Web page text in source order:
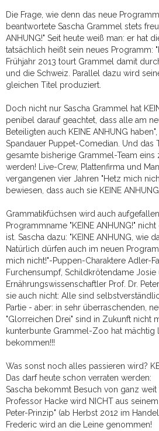
Die Frage, wie denn das neue
beantwortete Sascha Grammel stets
ANHUNG!" Seit heute weiß man: er hat
tatsächlich heißt sein neues Programm:
Frühjahr 2013 tourt Grammel damit
und die Schweiz. Parallel dazu wird
gleichen Titel produziert.
Doch nicht nur Sascha Grammel hat
penibel darauf geachtet, dass alle am
Beteiligten auch KEINE ANHUNG
Spandauer Puppet-Comedian. Und das
gesamte bisherige Grammel-Team
werden! Live-Crew, Plattenfirma und
vergangenen vier Jahren "Hetz mich
bewiesen, dass auch sie KEINE
Grammatikfüchsen wird auch
Programmname "KEINE ANHUNG!"
ist. Sascha dazu: "KEINE ANHUNG, wie
Natürlich dürfen auch im neuen
mich nicht!"-Puppen-Charaktere Adler-
Furchensumpf, Schildkrötendame Josie
Ernährungswissenschaftler Prof. Dr.
sie auch nicht: Alle sind
Partie - aber: in sehr überraschenden,
"Glorreichen Drei" sind in Zukunft nicht
kunterbunte Grammel-Zoo hat mächtig
bekommen!!!
Was sonst noch alles passieren wird?
Das darf heute schon verraten werden:
Sascha bekommt Besuch von ganz weit
Professor Hacke wird NICHT aus
Peter-Prinzip" (ab Herbst 2012 im
Frederic wird an die Leine genommen!